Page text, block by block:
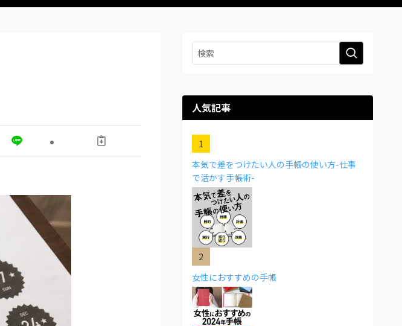
人気記事
本気で差をつけたい人の手帳の使い方-仕事
で活かす手帳術-
女性におすすめの手帳